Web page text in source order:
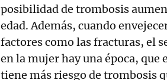
posibilidad de trombosis
edad. Además, cuando
factores como las fracturas, el
en la mujer hay una época, que
tiene más riesgo de trombosis